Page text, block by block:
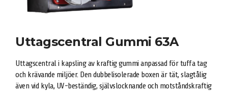
Uttagscentral Gummi 63A
Uttagscentral i kapsling av kraftig gummi anpassad för tuffa tag
och krävande miljöer. Den dubbelisolerade boxen är tät, slagtålig
även vid kyla, UV-beständig, självslocknande och motståndskraftig